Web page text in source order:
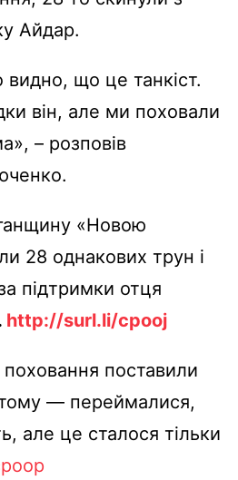
Айдар.
що це танкіст.
він, але ми поховали
– розповів
«Новою
28 однакових трун і
підтримки отця
http://surl.li/cpooj
поставили
― переймалися,
але це сталося тільки